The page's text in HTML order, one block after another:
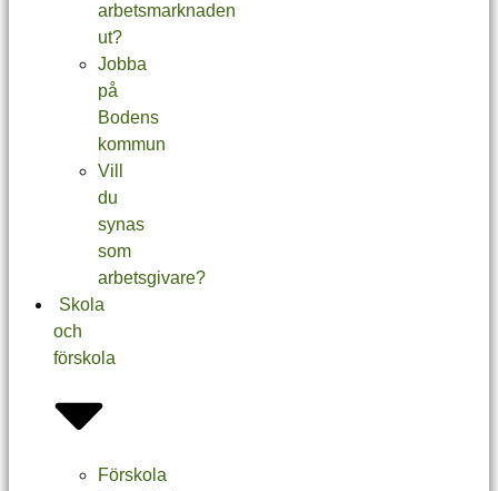
arbetsmarknaden
ut?
Jobba
på
Bodens
kommun
Vill
du
synas
som
arbetsgivare?
Skola
och
förskola
Förskola